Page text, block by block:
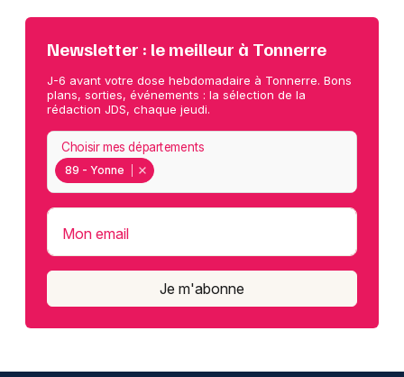
Newsletter : le meilleur à Tonnerre
J-6 avant votre dose hebdomadaire à Tonnerre. Bons
plans, sorties, événements : la sélection de la
rédaction JDS, chaque jeudi.
89 - Yonne
Choisir mes départements
Mon email
Je m'abonne